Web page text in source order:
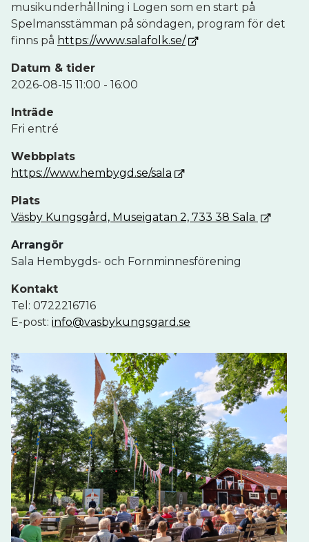
musikunderhållning i Logen som en start på
Spelmansstämman på söndagen, program för det
finns på https://www.salafolk.se/
Datum & tider
2026-08-15 11:00 - 16:00
Inträde
Fri entré
Webbplats
https://www.hembygd.se/sala
Plats
Väsby Kungsgård, Museigatan 2, 733 38 Sala
Arrangör
Sala Hembygds- och Fornminnesförening
Kontakt
Tel: 0722216716
E-post: info@vasbykungsgard.se